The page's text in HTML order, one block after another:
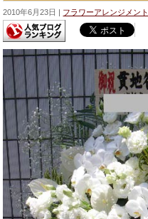
2010年6月23日 フラワーアレンジメント